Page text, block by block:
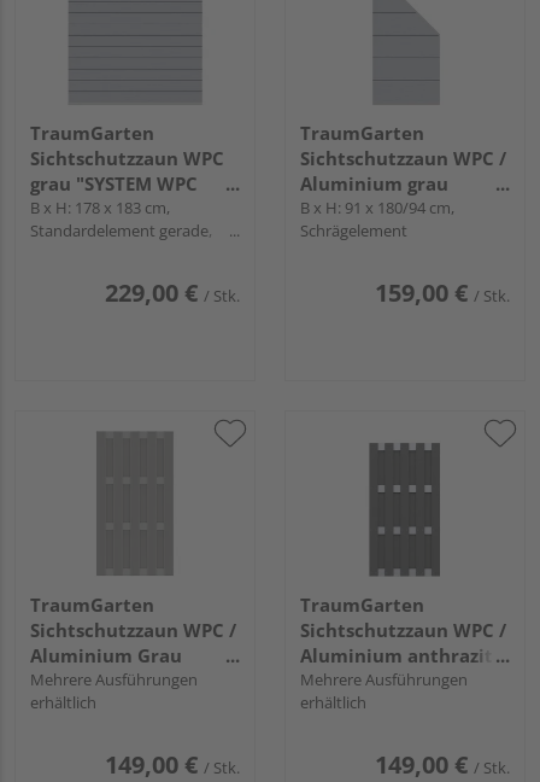
TraumGarten
Sichtschutzzaun WPC
grau "SYSTEM WPC
CLASSIC"
B x H: 178 x 183 cm,
Standardelement gerade,
229,00 € / Stk.
TraumGarten
Sichtschutzzaun WPC /
Aluminium grau
"SYSTEM WPC XL"
B x H: 91 x 180/94 cm,
Schrägelement
159,00 € / Stk.
TraumGarten
Sichtschutzzaun WPC /
Aluminium Grau
"JUMBO WPC"
Mehrere Ausführungen
erhältlich
149,00 € / Stk.
TraumGarten
Sichtschutzzaun WPC /
Aluminium anthrazit
"JUMBO WPC"
Mehrere Ausführungen
erhältlich
149,00 € / Stk.